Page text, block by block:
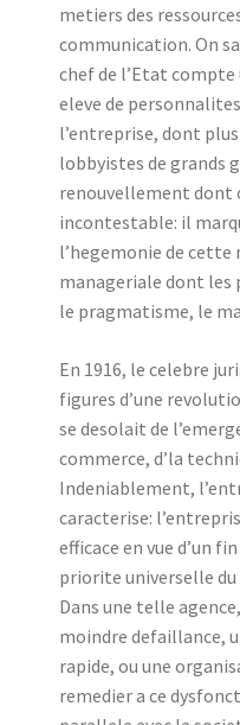
metiers des
communication. On
chef de l’Etat
eleve de
l’entreprise, dont
lobbyistes de grands
renouvellement dont
incontestable: il
l’hegemonie de
manageriale dont les
le pragmatisme, le
En 1916, le celebre
figures d’une
se desolait de
commerce, d’la
Indeniablement,
caracterise:
efficace en vue d’un
priorite universelle
Dans une telle
moindre defaillance,
rapide, ou une
remedier a ce